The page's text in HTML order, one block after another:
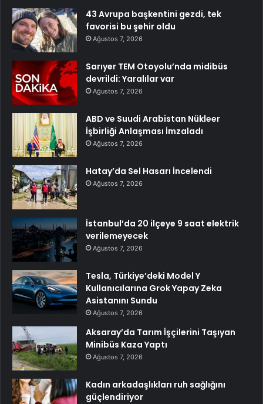
43 Avrupa başkentini gezdi, tek
favorisi bu şehir oldu
Ağustos 7, 2026
Sarıyer TEM Otoyolu’nda midibüs
devrildi: Yaralılar var
Ağustos 7, 2026
ABD ve Suudi Arabistan Nükleer
İşbirliği Anlaşması İmzaladı
Ağustos 7, 2026
Hatay’da Sel Hasarı İncelendi
Ağustos 7, 2026
İstanbul’da 20 ilçeye 9 saat elektrik
verilemeyecek
Ağustos 7, 2026
Tesla, Türkiye’deki Model Y
Kullanıcılarına Grok Yapay Zeka
Asistanını Sundu
Ağustos 7, 2026
Aksaray’da Tarım İşçilerini Taşıyan
Minibüs Kaza Yaptı
Ağustos 7, 2026
Kadın arkadaşlıkları ruh sağlığını
güçlendiriyor